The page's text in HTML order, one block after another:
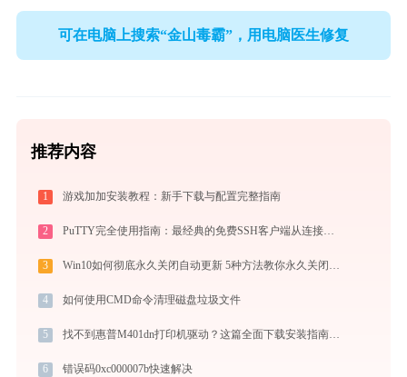
可在电脑上搜索“金山毒霸”，用电脑医生修复
推荐内容
1 游戏加加安装教程：新手下载与配置完整指南
2 PuTTY完全使用指南：最经典的免费SSH客户端从连接到精通（2026最新）
3 Win10如何彻底永久关闭自动更新 5种方法教你永久关闭win10自动更新
4 如何使用CMD命令清理磁盘垃圾文件
5 找不到惠普M401dn打印机驱动？这篇全面下载安装指南帮到你
6 错误码0xc000007b快速解决